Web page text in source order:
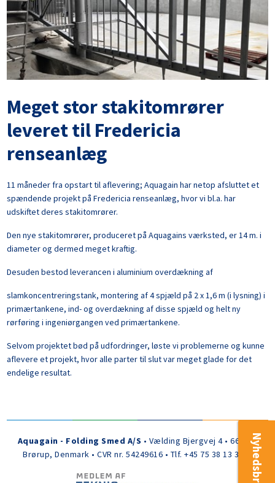
Meget stor stakitomrører
leveret til Fredericia
renseanlæg
11 måneder fra opstart til aflevering; Aquagain har netop afsluttet et
spændende projekt på Fredericia renseanlæg, hvor vi bl.a. har
udskiftet deres stakitomrører.
Den nye stakitomrører, produceret på Aquagains værksted, er 14 m. i
diameter og dermed meget kraftig.
Desuden bestod leverancen i aluminium overdækning af
slamkoncentreringstank, montering af 4 spjæld på 2 x 1,6 m (i lysning) i
primærtankene, ind- og overdækning af disse spjæld og helt ny
rørføring i ingeniørgangen ved primærtankene.
Selvom projektet bød på udfordringer, løste vi problemerne og kunne
aflevere et projekt, hvor alle parter til slut var meget glade for det
endelige resultat.
Nyhedsbrev
Aquagain - Folding Smed A/S • Vælding Bjergvej 4 • 6650
Brørup, Denmark • CVR nr. 54249616 • Tlf. +45 75 38 13 30